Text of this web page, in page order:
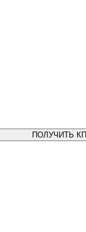
ПОЛУЧИТЬ КП